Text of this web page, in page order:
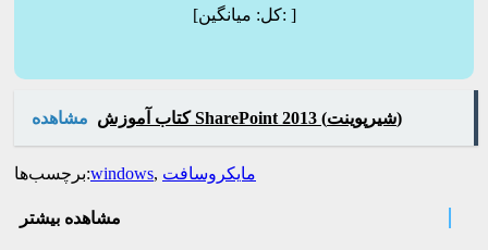
[کل:میانگین: ]
مشاهده کتاب آموزش SharePoint 2013 (شیرپوینت)
برچسب‌ها:windows, مایکروسافت
مشاهده بیشتر